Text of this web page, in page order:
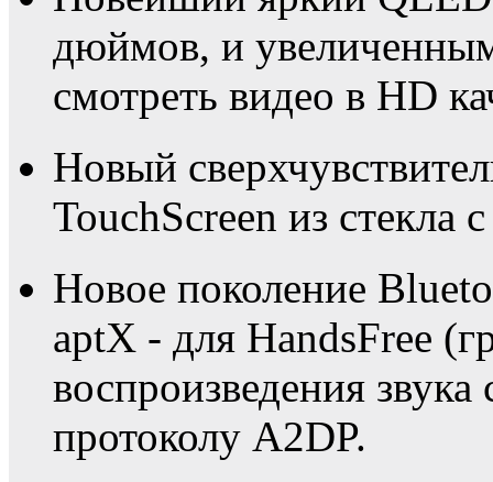
дюймов, и
смотреть видео в HD
Новый
TouchScreen из стекла
Новое поколение
aptX - для HandsFree
воспроизведения
протоколу A2DP.